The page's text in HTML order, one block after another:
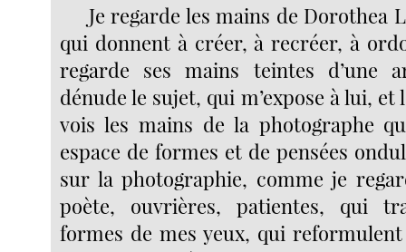
Je regarde les mains de Dorothea
qui donnent à créer, à recréer, à
regarde ses mains teintes d’une
dénude le sujet, qui m’expose à lui, et
vois les mains de la photographe
espace de formes et de pensées
sur la photographie, comme je
poète, ouvrières, patientes, qui
formes de mes yeux, qui